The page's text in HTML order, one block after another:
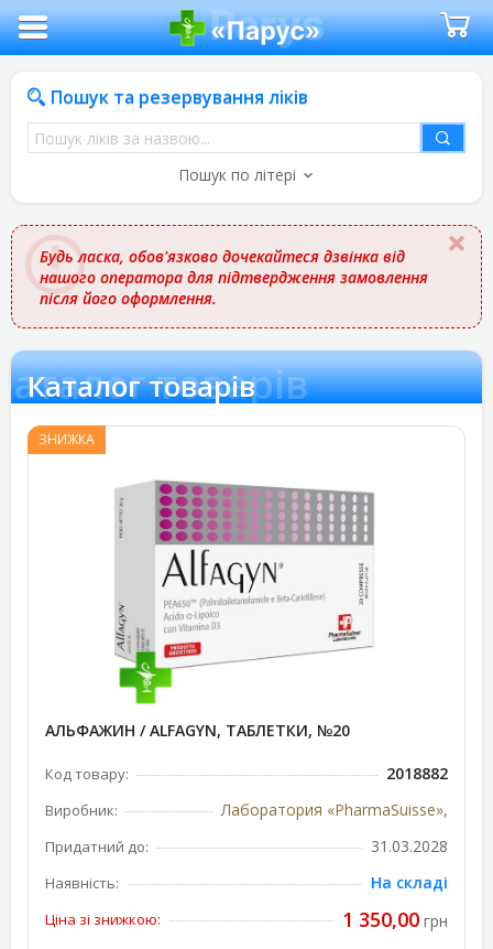
Пошук та резервування ліків
Пошук
ліків
назвою
Пошук по літері
Будь ласка, обов'язково дочекайтеся дзвінка від
нашого оператора для підтвердження замовлення
після його оформлення.
товарів
Каталог товарів
ЗНИЖКА
АЛЬФАЖИН / ALFAGYN, ТАБЛЕТКИ, №20
Код товару: 2018882
Виробник: Лаборатория «РharmaSuisse»,
Придатний до: 31.03.2028
Наявність: На складі
Ціна зі знижкою: 1 350,00 грн